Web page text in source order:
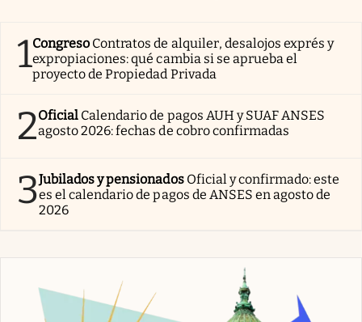
1Congreso Contratos de alquiler, desalojos exprés y
expropiaciones: qué cambia si se aprueba el
proyecto de Propiedad Privada
2Oficial Calendario de pagos AUH y SUAF ANSES
agosto 2026: fechas de cobro confirmadas
3Jubilados y pensionados Oficial y confirmado: este
es el calendario de pagos de ANSES en agosto de
2026